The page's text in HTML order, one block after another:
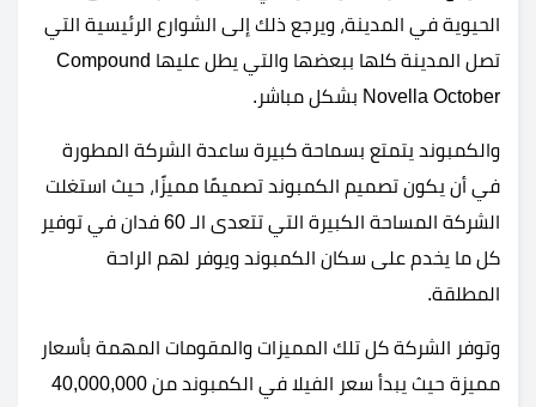
الحيوية في المدينة، ويرجع ذلك إلى الشوارع الرئيسية التي
تصل المدينة كلها ببعضها والتي يطل عليها Compound
Novella October بشكل مباشر.
والكمبوند يتمتع بسماحة كبيرة ساعدة الشركة المطورة
في أن يكون تصميم الكمبوند تصميمًا مميزًا، حيث استغلت
الشركة المساحة الكبيرة التي تتعدى الـ 60 فدان في توفير
كل ما يخدم على سكان الكمبوند ويوفر لهم الراحة
المطلقة.
وتوفر الشركة كل تلك المميزات والمقومات المهمة بأسعار
مميزة حيث يبدأ سعر الفيلا في الكمبوند من 40,000,000